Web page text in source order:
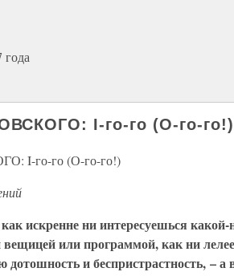
I-го-го (О-го-го!)
I-го-го (О-го-го!)
искренне ни интересуешься какой-
или программой, как ни
дотошность и беспристрастность, –